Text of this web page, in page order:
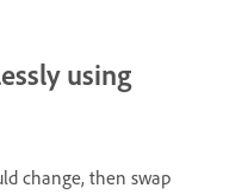
using
change, then swap